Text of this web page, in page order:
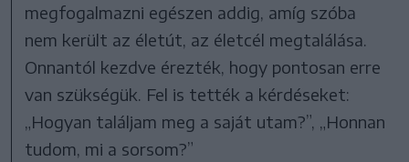
megfogalmazni egészen addig, amíg szóba
nem került az életút, az életcél megtalálása.
Onnantól kezdve érezték, hogy pontosan erre
van szükségük. Fel is tették a kérdéseket:
„Hogyan találjam meg a saját utam?”, „Honnan
tudom, mi a sorsom?”